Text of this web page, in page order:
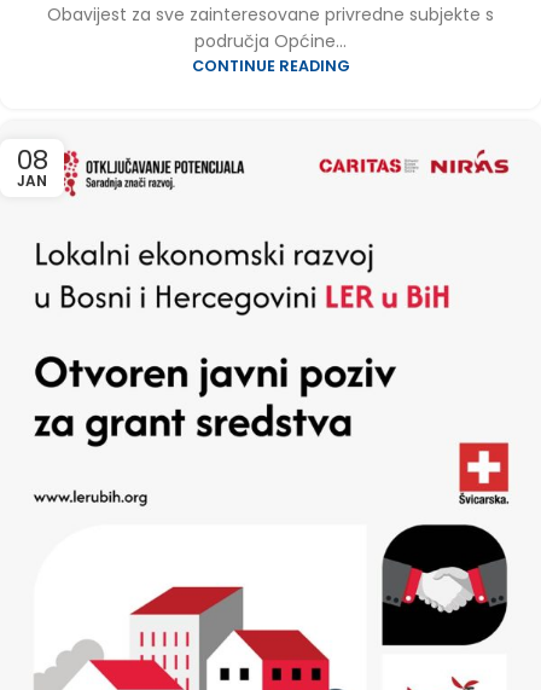
Obavijest za sve zainteresovane privredne subjekte s
područja Općine...
CONTINUE READING
08
JAN